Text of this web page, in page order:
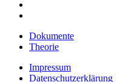
Dokumente
Theorie
Impressum
Datenschutzerklärung